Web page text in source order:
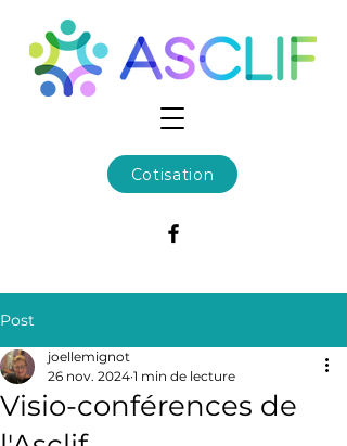
Cotisation
Post
Visio-conférences de
joellemignot
26 nov. 2024 1 min de lecture